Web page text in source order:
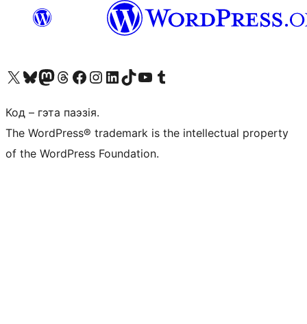
Наведайце наш акаўнт у X (былы Twitter)
Visit our Bluesky account
Visit our Mastodon account
Visit our Threads account
Наведаеце нашу старонку на Facebook
Наведайце наш Instagram
Наведайце нашу старонку ў LinkedIn
Visit our TikTok account
Наведайце наш YouTube каналVisit our Tumblr account
Код – гэта паэзія.
The WordPress® trademark is the intellectual property
of the WordPress Foundation.